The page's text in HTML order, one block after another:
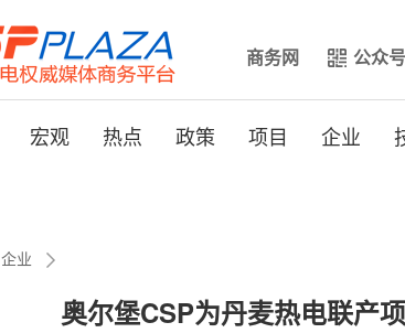
商务网 公众号
宏观 热点 政策 项目 企业
企业
奥尔堡CSP为丹麦热电联产